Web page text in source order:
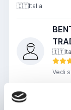
🇮🇹Italia
🇮🇹
Vedi
Messaggio